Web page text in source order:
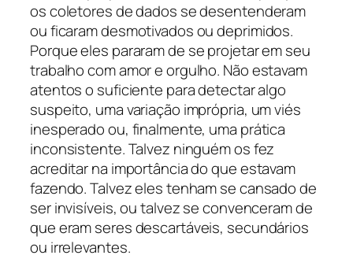
os coletores de dados se desentenderam
ou ficaram desmotivados ou deprimidos.
Porque eles pararam de se projetar em seu
trabalho com amor e orgulho. Não estavam
atentos o suficiente para detectar algo
suspeito, uma variação imprópria, um viés
inesperado ou, finalmente, uma prática
inconsistente. Talvez ninguém os fez
acreditar na importância do que estavam
fazendo. Talvez eles tenham se cansado de
ser invisíveis, ou talvez se convenceram de
que eram seres descartáveis, secundários
ou irrelevantes.